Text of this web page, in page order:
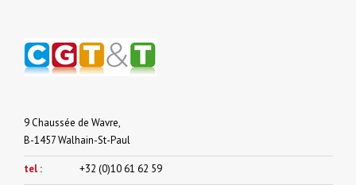
9 Chaussée de Wavre,
B-1457 Walhain-St-Paul
tel : +32 (0)10 61 62 59